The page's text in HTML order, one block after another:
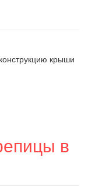
крыши
в